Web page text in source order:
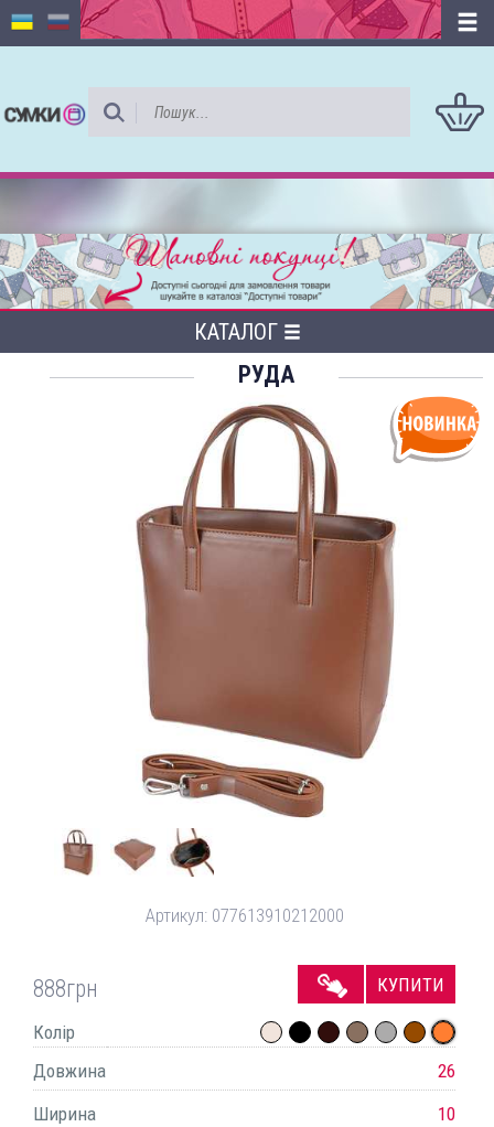
КАТАЛОГ
РУДА
Артикул: 077613910212000
888грн КУПИТИ
Колір
Довжина
26
Ширина
10